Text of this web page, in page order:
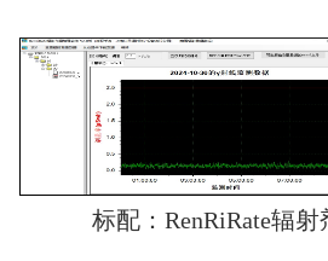
REN800A型中